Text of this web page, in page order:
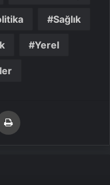
Sağlık
Yerel
paylaş